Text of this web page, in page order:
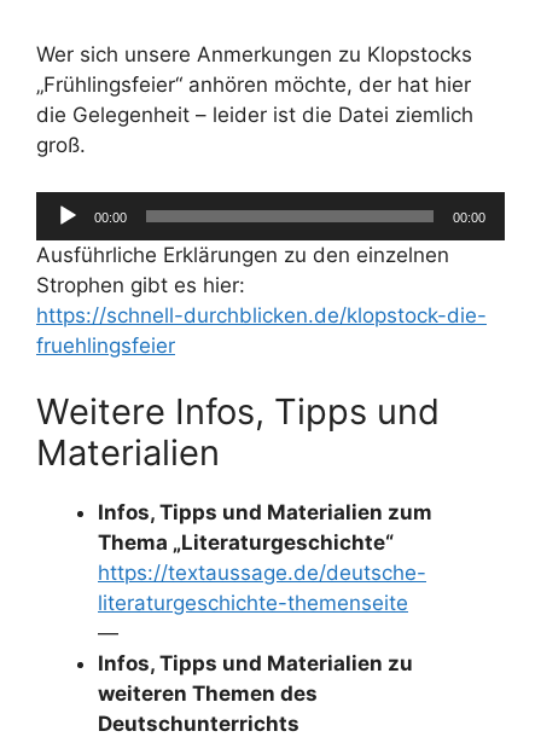
Wer sich unsere Anmerkungen zu Klopstocks
„Frühlingsfeier“ anhören möchte, der hat hier
die Gelegenheit – leider ist die Datei ziemlich
groß.
Audio-
Player
00:00 00:00
Ausführliche Erklärungen zu den einzelnen
Strophen gibt es hier:
https://schnell-durchblicken.de/klopstock-die-
fruehlingsfeier
Weitere Infos, Tipps und
Materialien
Infos, Tipps und Materialien zum
Thema „Literaturgeschichte“
https://textaussage.de/deutsche-
literaturgeschichte-themenseite
—
Infos, Tipps und Materialien zu
weiteren Themen des
Deutschunterrichts